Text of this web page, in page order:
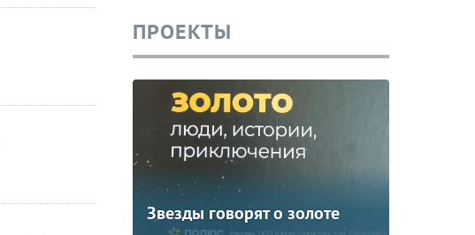
ПРОЕКТЫ
Звезды говорят о золоте